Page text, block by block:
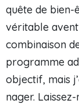
quête de bien-
véritable
combinaison
programme
objectif, mais
nager.